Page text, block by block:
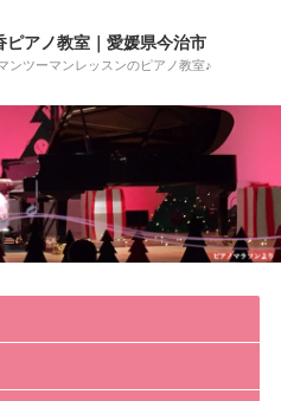
ピアノ教室｜愛媛県今治市
ンツーマンレッスンのピアノ教室♪